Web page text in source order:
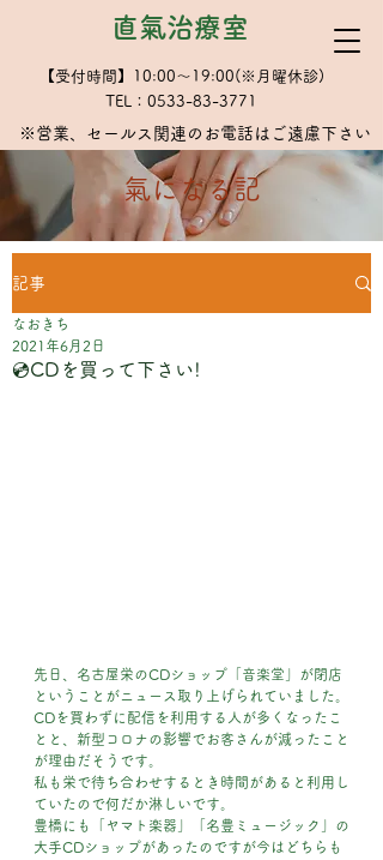
直氣治療室
【受付時間】10:00～19:00(※月曜休診)
TEL：0533-83-3771
※​営業、セールス関連のお電話はご遠慮下さい
​氣になる記
記事
💿CDを買って下さい!
なおきち
2021年6月2日
先日、名古屋栄のCDショップ「音楽堂」が閉店
ということがニュース取り上げられていました。
CDを買わずに配信を利用する人が多くなったこ
とと、新型コロナの影響でお客さんが減ったこと
が理由だそうです。
私も栄で待ち合わせするとき時間があると利用し
ていたので何だか淋しいです。
豊橋にも「ヤマト楽器」「名豊ミュージック」の
大手CDショップがあったのですが今はどちらも